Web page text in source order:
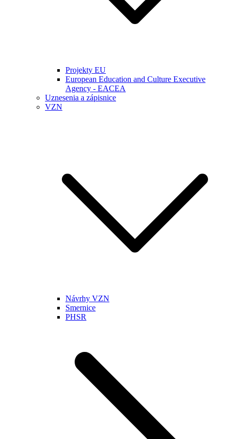
Projekty EU
European Education and Culture Executive
Agency - EACEA
Uznesenia a zápisnice
VZN
Návrhy VZN
Smernice
PHSR